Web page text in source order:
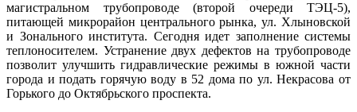
магистральном трубопроводе (второй очереди ТЭЦ-5),
питающей микрорайон центрального рынка, ул. Хлыновской
и Зонального института. Сегодня идет заполнение системы
теплоносителем. Устранение двух дефектов на трубопроводе
позволит улучшить гидравлические режимы в южной части
города и подать горячую воду в 52 дома по ул. Некрасова от
Горького до Октябрьского проспекта.